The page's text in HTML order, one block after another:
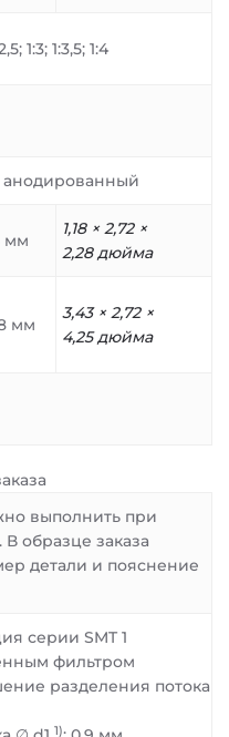
1:3; 1:3,5; 1:4
мм
1,18 × 2,72 ×
2,28 дюйма
мм
3,43 × 2,72 ×
4,25 дюйма
выполнить при
образце заказа
детали и пояснение
серии SMT 1
фильтром
разделения потока
1)